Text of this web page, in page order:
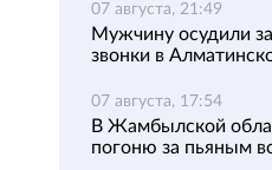
07 августа, 21:49
Мужчину осудили
звонки в
07 августа, 17:54
В Жамбылской
погоню за пьяным